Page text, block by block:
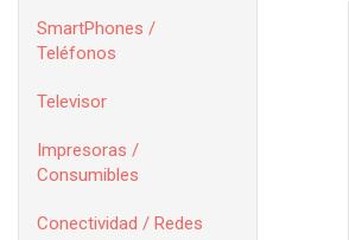
SmartPhones /
Teléfonos
Televisor
Impresoras /
Consumibles
Conectividad / Redes